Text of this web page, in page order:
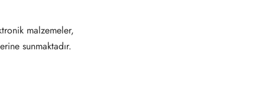
malzemeler,
sunmaktadır.